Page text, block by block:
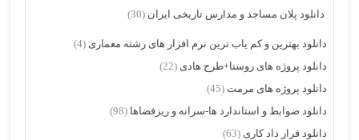
دانلود پلان مساجد و مدارس تاریخی ایران (30)
دانلود بهترین و کم یاب ترین نرم افزار های رشته معماری (4)
دانلود پروژه های روستا+طرح هادی (22)
دانلود پروژه های مرمت (45)
دانلود ضوابط و استاندارد ها-سرانه و ریزفضاها (98)
دانلود قرار داد کاری (63)